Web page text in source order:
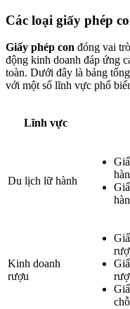
Các loại giấy phép
Giấy phép con đóng vai
động kinh doanh đáp ứng
toàn. Dưới đây là bảng
với một số lĩnh vực phổ
Lĩnh vực
Du lịch lữ hành
Kinh doanh
rượu
chỗ